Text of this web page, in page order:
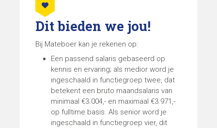
Dit bieden we jou!
Bij Mateboer kan je rekenen op:
Een passend salaris gebaseerd op
kennis en ervaring; als medior word je
ingeschaald in functiegroep twee, dat
betekent een bruto maandsalaris van
minimaal €3.004,- en maximaal €3.971,-
op fulltime basis. Als senior word je
ingeschaald in functiegroep vier, dit